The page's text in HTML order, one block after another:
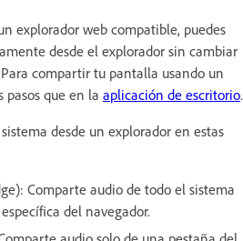
explorador web compatible, puedes
desde el explorador sin cambiar
compartir tu pantalla usando un
pasos que en la aplicación de escritorio.
desde un explorador en estas
Comparte audio de todo el sistema
del navegador.